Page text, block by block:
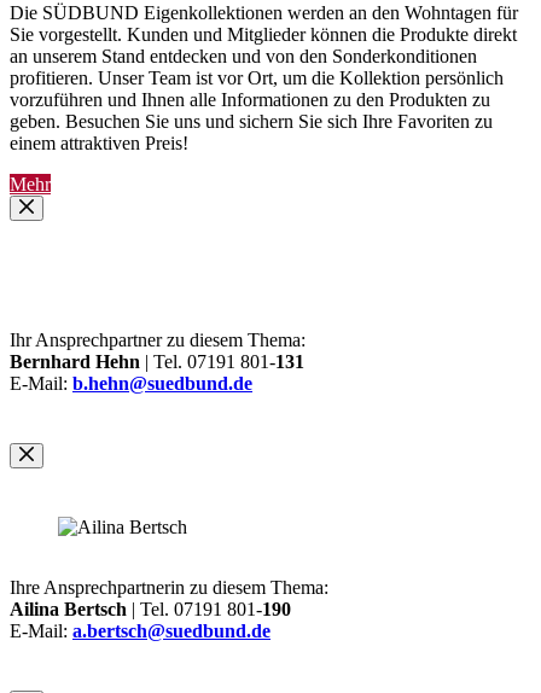
Die SÜDBUND Eigenkollektionen werden an den Wohntagen für
Sie vorgestellt. Kunden und Mitglieder können die Produkte direkt
an unserem Stand entdecken und von den Sonderkonditionen
profitieren. Unser Team ist vor Ort, um die Kollektion persönlich
vorzuführen und Ihnen alle Informationen zu den Produkten zu
geben. Besuchen Sie uns und sichern Sie sich Ihre Favoriten zu
einem attraktiven Preis!
Mehr
Ihr Ansprechpartner zu diesem Thema:
Bernhard Hehn | Tel. 07191 801-131
E-Mail: b.hehn@suedbund.de
Ihre Ansprechpartnerin zu diesem Thema:
Ailina Bertsch | Tel. 07191 801-190
E-Mail: a.bertsch@suedbund.de